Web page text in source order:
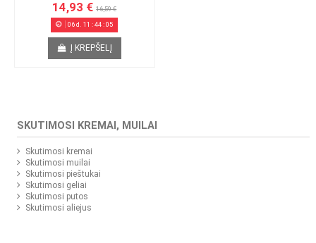
14,93 €16,59 €
06d. 11 :44:05
Į KREPŠELĮ
SKUTIMOSI KREMAI, MUILAI
Skutimosi kremai
Skutimosi muilai
Skutimosi pieštukai
Skutimosi geliai
Skutimosi putos
Skutimosi aliejus